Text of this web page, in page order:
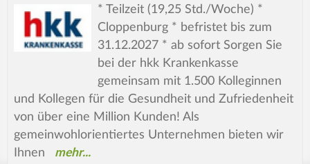
* Teilzeit (19,25 Std./Woche) *
Cloppenburg * befristet bis zum
31.12.2027 * ab sofort Sorgen Sie
bei der hkk Krankenkasse
gemeinsam mit 1.500 Kolleginnen
und Kollegen für die Gesundheit und Zufriedenheit
von über eine Million Kunden! Als
gemeinwohlorientiertes Unternehmen bieten wir
Ihnen